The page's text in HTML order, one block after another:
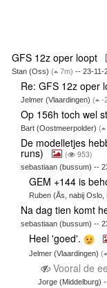
GFS 12z oper loopt
Stan (Oss) ( 7m) -- 23-11-
Re: GFS 12z oper
Jelmer (Vlaardingen) ( -
Op 156h toch wel
Bart (Oostmeerpolder) (
De modelletjes
runs) ( 953)
sebastiaan (bussum) --
GEM +144 is
Ruben (Ås, nabij
Na dag tien komt
sebastiaan (bussum) --
Heel 'goed'.
Jelmer (Vlaardingen)(
Vooral de
Jorge (Middelburg)